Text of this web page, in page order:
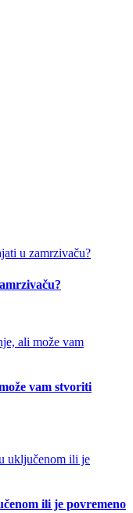
vam stvoriti
ili je povremeno